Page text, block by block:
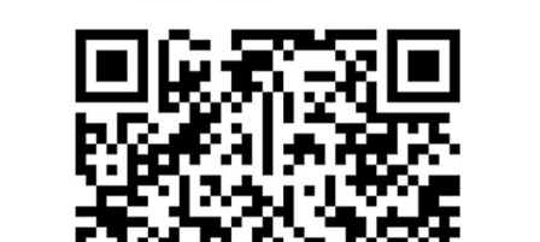
Yasal Duyurular
Bilgi Toplumu Hizmetleri
Kişisel Verilerin Korunması
YTM - Zamanaşımına Uğrayacak Emanet ve
Alacaklar
Kamuyu Aydınlatma Esaslarına İlişkin Duyuru